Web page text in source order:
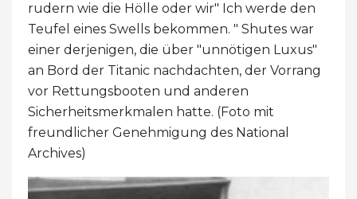
rudern wie die Hölle oder wir" Ich werde den
Teufel eines Swells bekommen. " Shutes war
einer derjenigen, die über "unnötigen Luxus"
an Bord der Titanic nachdachten, der Vorrang
vor Rettungsbooten und anderen
Sicherheitsmerkmalen hatte. (Foto mit
freundlicher Genehmigung des National
Archives)